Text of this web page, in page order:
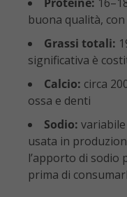
buona qualità,
Grassi totali:
significativa è
Calcio: circa
ossa e denti
Sodio:
usata in
l’apporto di sodio
prima di